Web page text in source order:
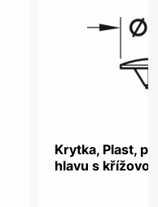
Krytka, Plast,
hlavu s